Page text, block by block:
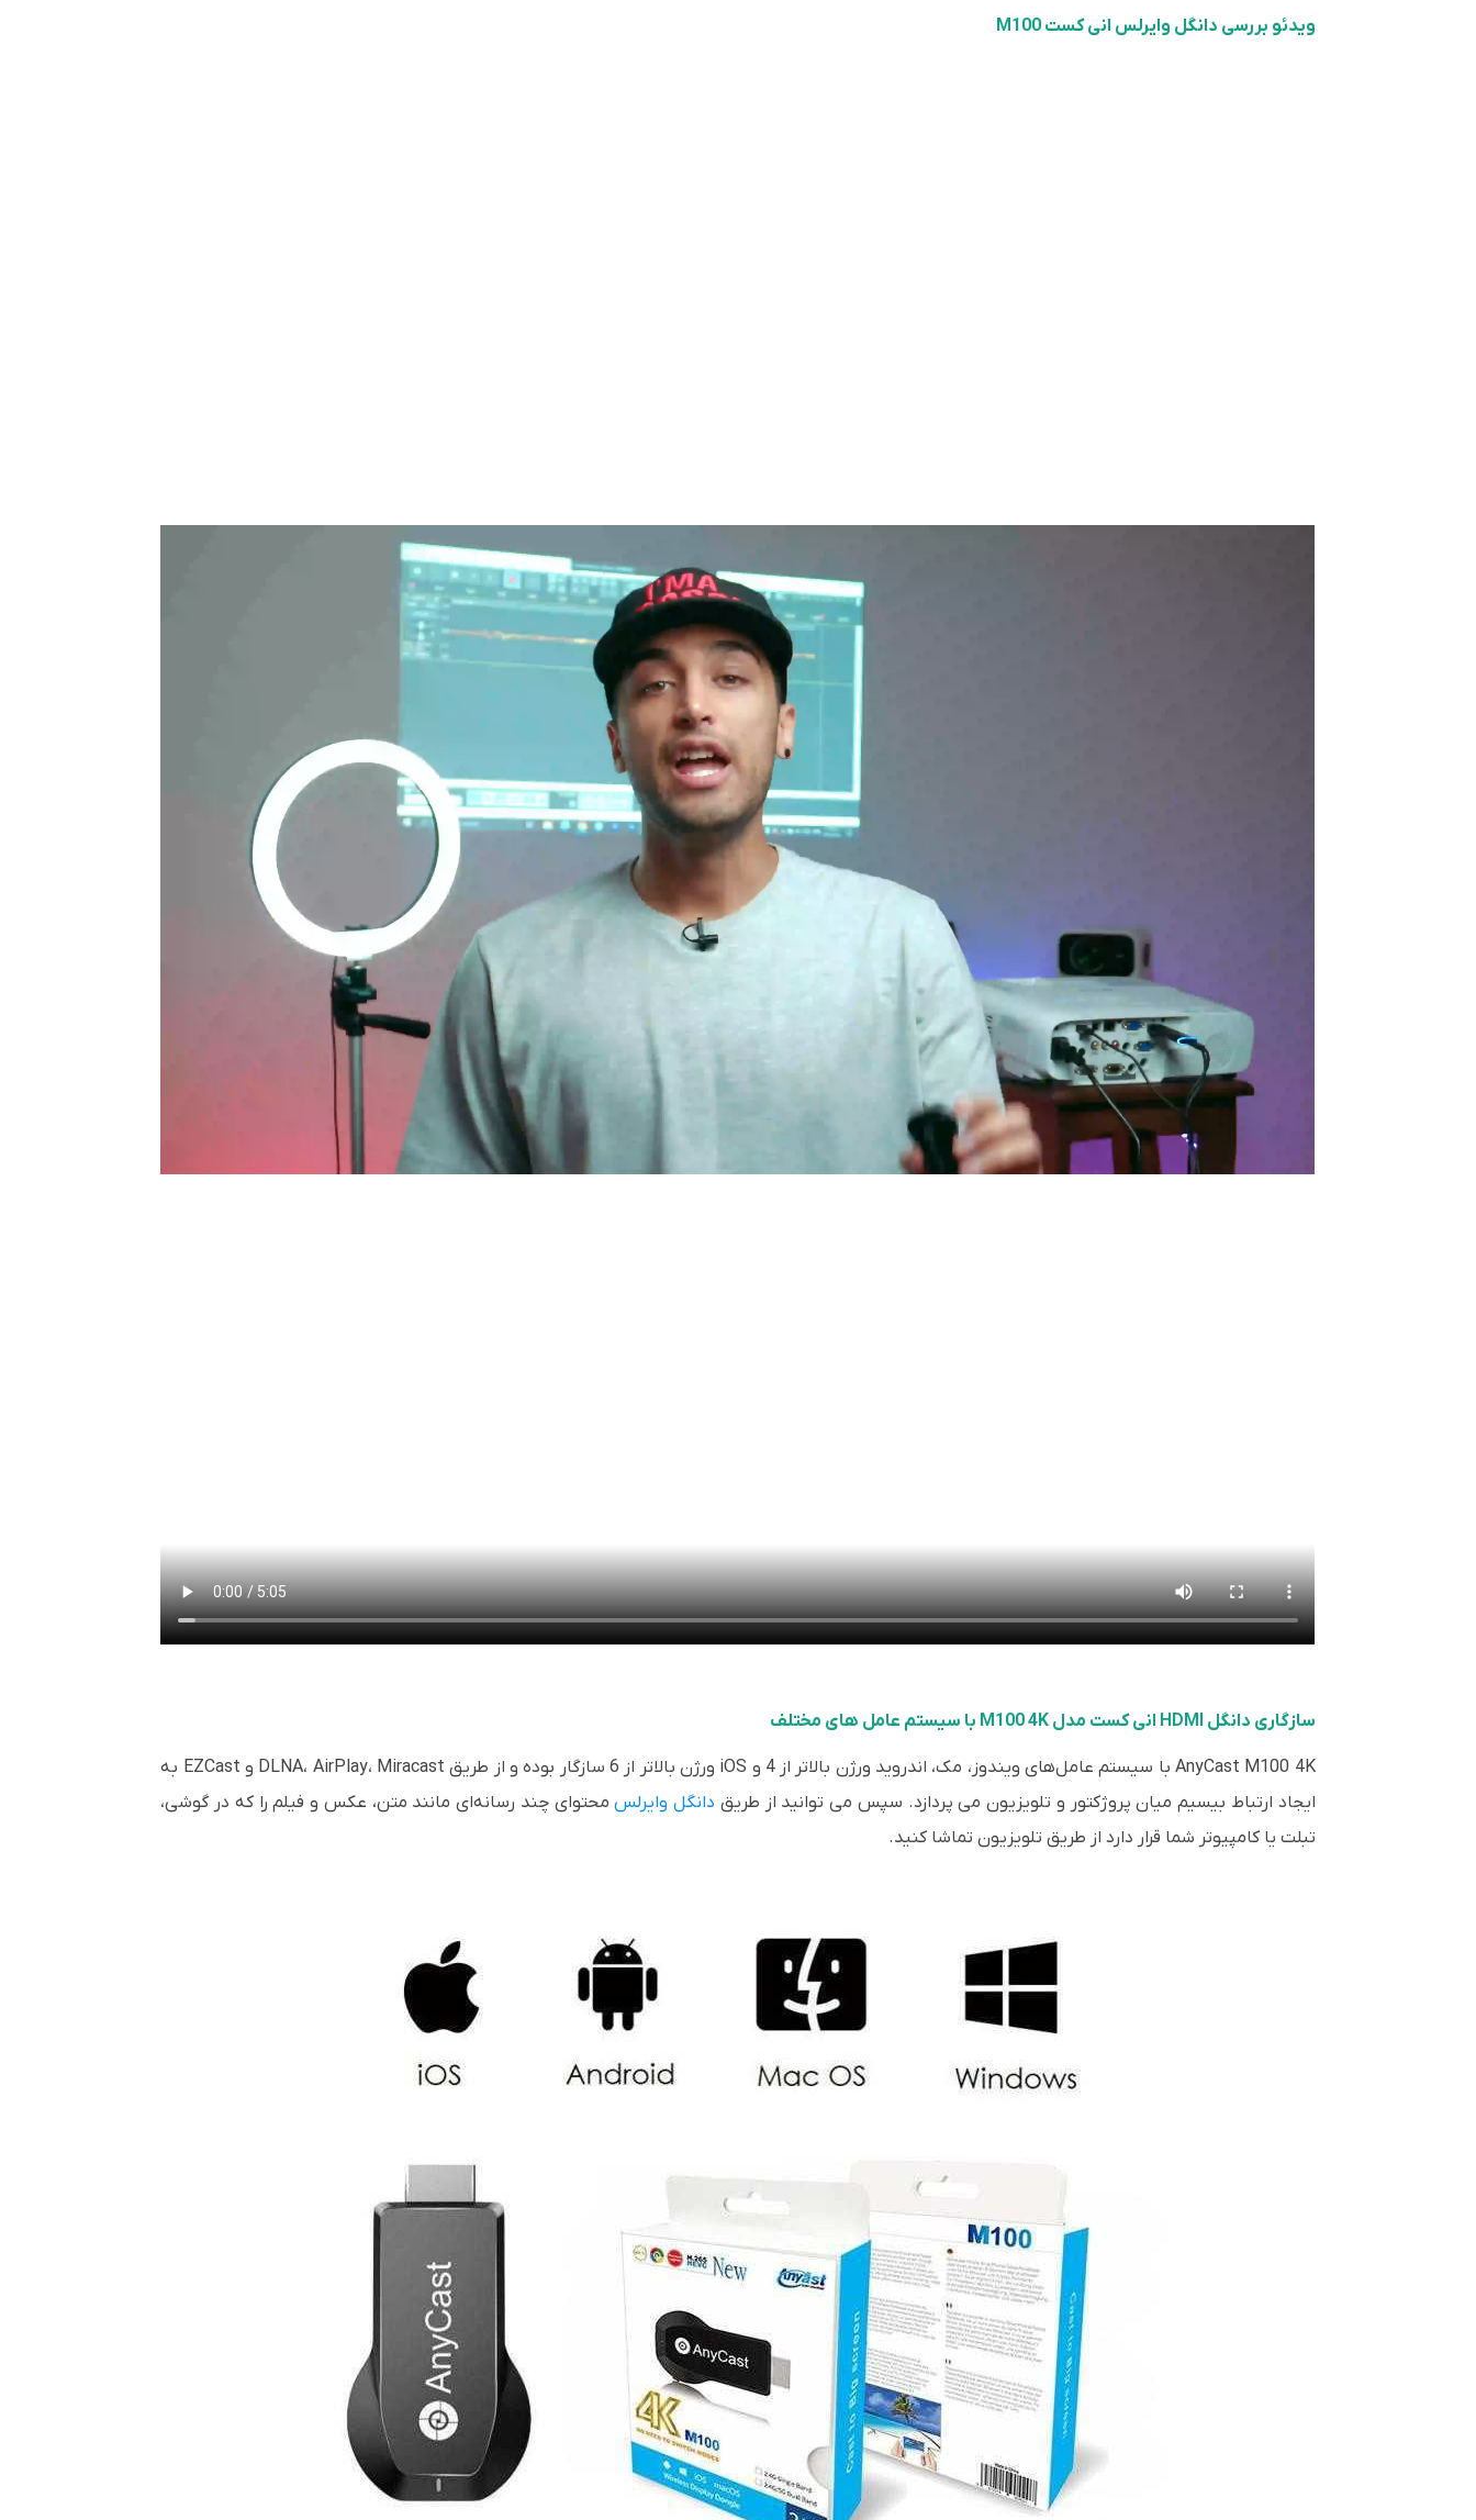
ویدئو بررسی دانگل وایرلس انی کست M100
سازگاری دانگل HDMI انی کست مدل M100 4K با سیستم عامل های مختلف
AnyCast M100 4K با سیستم ‌عامل‌های ویندوز، مک، اندروید ورژن بالاتر از 4 و iOS ورژن بالاتر از 6 سازگار بوده و از طریق DLNA، AirPlay، Miracast و EZCast به
ایجاد ارتباط بیسیم میان پروژکتور و تلویزیون می پردازد. سپس می توانید از طریق دانگل وایرلسمحتوای چند رسانه‌ای مانند متن، عکس و فیلم را که در گوشی،
تبلت یا کامپیوتر شما قرار دارد از طریق تلویزیون تماشا کنید.